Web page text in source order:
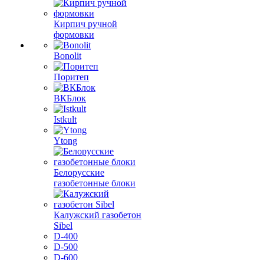
Кирпич ручной
формовки
Bonolit
Поритеп
ВКБлок
Istkult
Ytong
Белорусские
газобетонные блоки
Калужский газобетон
Sibel
D-400
D-500
D-600